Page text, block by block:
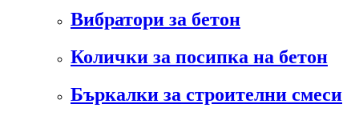
Вибратори за бетон
Колички за посипка на бетон
Бъркалки за строителни смеси